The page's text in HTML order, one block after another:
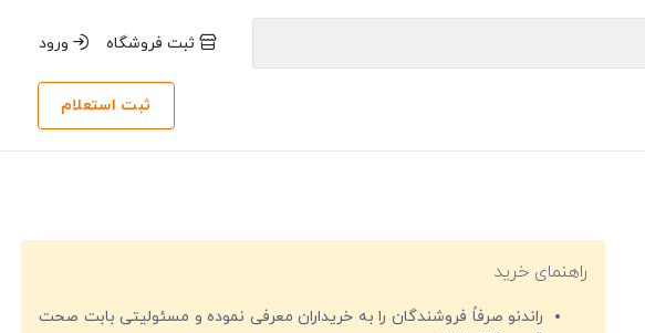
ثبت فروشگاه ورود
ثبت استعلام
راهنمای خرید
راندنو صرفاً فروشندگان را به خریداران معرفی نموده و مسئولیتی بابت صحت